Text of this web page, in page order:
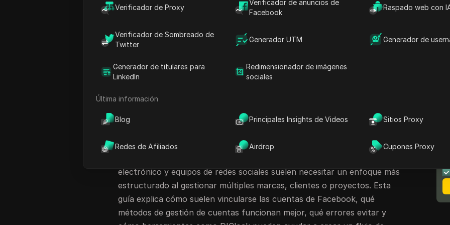
Verificador de Proxy
Verificador de anuncios de
Facebook
Raspado web con
Verificador de Sombreado de
Twitter
Generador UTM Generador de
Generador de titulares para
LinkedIn
Redimensionador de imágenes
sociales
Última información
Blog Principales Insights de Videos Sitios Proxy
Redes de Afiliados Airdrop Cupones Proxy
que los anuncios de Facebook alcanzaron 2.280 millones de usuarios en
electrónico y equipos de redes sociales, la gestión de cuentas sigue siendo
Facebook puede conectar cuentas a través de datos del navegador,
mantener las cuentas separadas empieza por construir la configuración
adecuada desde el principio. No todo el mundo necesita tener varias
cuentas personales. En muchos casos, las páginas de Facebook, Meta
Business Suite o perfiles adicionales son suficientes.
electrónico y equipos de redes sociales suelen necesitar un enfoque más
estructurado al gestionar múltiples marcas, clientes o proyectos. Esta
guía explica cómo suelen vincularse las cuentas de Facebook, qué
métodos de gestión de cuentas funcionan mejor, qué errores evitar y